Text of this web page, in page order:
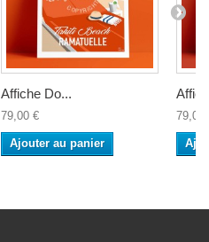
Affiche Do...
79,00 €
Ajouter au panier
79,00